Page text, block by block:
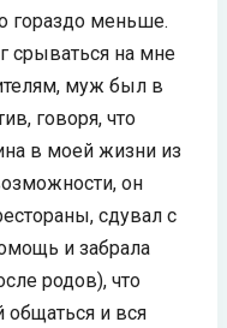
гораздо меньше.
срываться на мне
муж был в
говоря, что
в моей жизни из
он
сдувал с
и забрала
родов), что
общаться и вся